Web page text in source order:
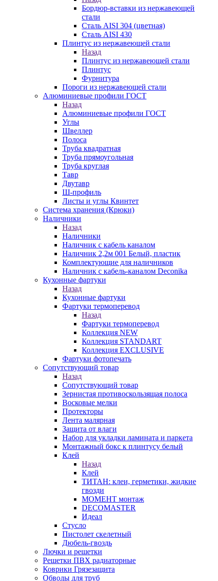
Бордюр-вставки из нержавеющей
стали
Сталь AISI 304 (цветная)
Сталь AISI 430
Плинтус из нержавеющей стали
Назад
Плинтус из нержавеющей стали
Плинтус
Фурнитура
Пороги из нержавеющей стали
Алюминиевые профили ГОСТ
Назад
Алюминиевые профили ГОСТ
Углы
Швеллер
Полоса
Труба квадратная
Труба прямоугольная
Труба круглая
Тавр
Двутавр
Ш-профиль
Листы и углы Квинтет
Система хранения (Крюки)
Наличники
Назад
Наличники
Наличник с кабель каналом
Наличник 2,2м 001 Белый, пластик
Комплектующие для наличников
Наличник с кабель-каналом Deconika
Кухонные фартуки
Назад
Кухонные фартуки
Фартуки термоперевод
Назад
Фартуки термоперевод
Коллекция NEW
Коллекция STANDART
Коллекция EXCLUSIVE
Фартуки фотопечать
Сопутствующий товар
Назад
Сопутствующий товар
Зернистая противоскользящая полоса
Восковые мелки
Протекторы
Лента малярная
Защита от влаги
Набор для укладки ламината и паркета
Монтажный бокс к плинтусу белый
Клей
Назад
Клей
ТИТАН: клеи, герметики, жидкие
гвозди
МОМЕНТ монтаж
DECOMASTER
Идеал
Стусло
Пистолет скелетный
Дюбель-гвоздь
Лючки и решетки
Решетки ПВХ радиаторные
Коврики Грязезащита
Обводы для труб